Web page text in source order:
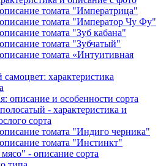
томата "Императрица"
томата "Император Чу Фу"
томата "Зуб кабана"
томата "Зубчатый"
томата «Интуитивная
характеристика
описание и особенности сорта
- характеристика и
сорта
томата "Индиго черника"
томата "Инстинкт"
- описание сорта